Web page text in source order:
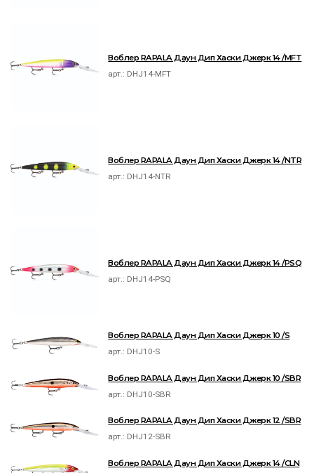
Воблер RAPALA Даун Дип Хаски Джерк 14 /MFT
арт.: DHJ14-MFT
Воблер RAPALA Даун Дип Хаски Джерк 14 /NTR
арт.: DHJ14-NTR
Воблер RAPALA Даун Дип Хаски Джерк 14 /PSQ
арт.: DHJ14-PSQ
Воблер RAPALA Даун Дип Хаски Джерк 10 /S
арт.: DHJ10-S
Воблер RAPALA Даун Дип Хаски Джерк 10 /SBR
арт.: DHJ10-SBR
Воблер RAPALA Даун Дип Хаски Джерк 12 /SBR
арт.: DHJ12-SBR
Воблер RAPALA Даун Дип Хаски Джерк 14 /CLN